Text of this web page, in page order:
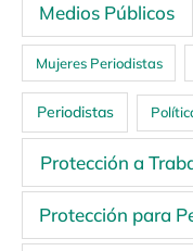
Medios Públicos
Mujeres Periodistas
Periodistas
Protección a
Protección para